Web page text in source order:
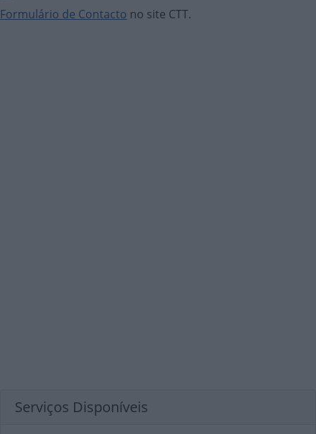
Formulário de Contacto no site CTT.
Serviços Disponíveis